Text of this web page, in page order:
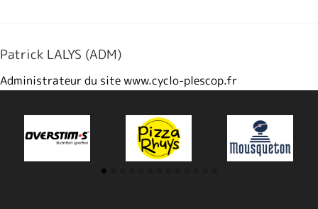
Patrick LALYS (ADM)
Administrateur du site www.cyclo-plescop.fr